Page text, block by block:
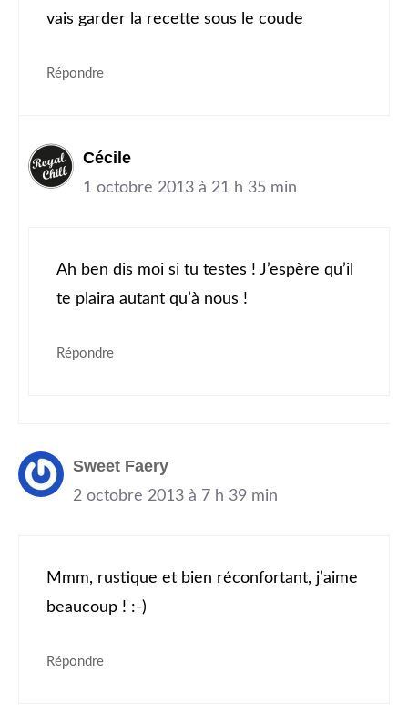
vais garder la recette sous le coude
Répondre
Cécile
1 octobre 2013 à 21 h 35 min
Ah ben dis moi si tu testes ! J’espère qu’il
te plaira autant qu’à nous !
Répondre
Sweet Faery
2 octobre 2013 à 7 h 39 min
Mmm, rustique et bien réconfortant, j’aime
beaucoup ! :-)
Répondre